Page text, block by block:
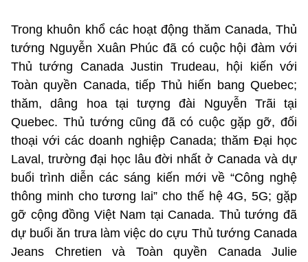
Trong khuôn khổ các hoạt động thăm Canada, Thủ
tướng Nguyễn Xuân Phúc đã có cuộc hội đàm với
Thủ tướng Canada Justin Trudeau, hội kiến với
Toàn quyền Canada, tiếp Thủ hiến bang Quebec;
thăm, dâng hoa tại tượng đài Nguyễn Trãi tại
Quebec. Thủ tướng cũng đã có cuộc gặp gỡ, đối
thoại với các doanh nghiệp Canada; thăm Đại học
Laval, trường đại học lâu đời nhất ở Canada và dự
buổi trình diễn các sáng kiến mới về “Công nghệ
thông minh cho tương lai” cho thế hệ 4G, 5G; gặp
gỡ cộng đồng Việt Nam tại Canada. Thủ tướng đã
dự buổi ăn trưa làm việc do cựu Thủ tướng Canada
Jeans Chretien và Toàn quyền Canada Julie